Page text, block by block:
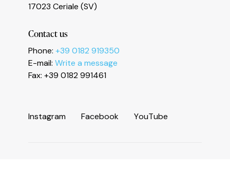
17023 Ceriale (SV)
Contact us
Phone: +39 0182 919350
E-mail: Write a message
Fax: +39 0182 991461
Instagram Facebook YouTube